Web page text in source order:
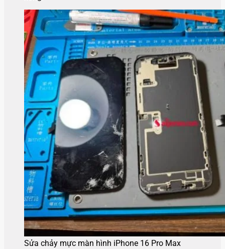
Sửa chảy mực màn hình iPhone 16 Pro Max